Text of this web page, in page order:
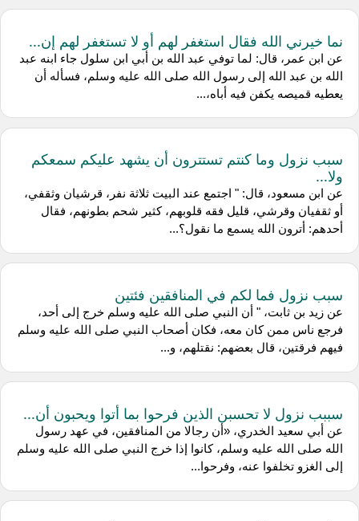
نما خيرني الله فقال استغفر لهم أو لا تستغفر لهم إن...
عن ابن عمر، قال: لما توفي عبد الله بن أبي ابن سلول جاء ابنه عبد
الله بن عبد الله إلى رسول الله صلى الله عليه وسلم، فسأله أن
يعطيه قميصه يكفن فيه أباه،...
سبب نزول وما كنتم تستترون أن يشهد عليكم سمعكم
ولا...
عن ابن مسعود، قال: " اجتمع عند البيت ثلاثة نفر، قرشيان وثقفي،
أو ثقفيان وقرشي، قليل فقه قلوبهم، كثير شحم بطونهم، فقال
أحدهم: أترون الله يسمع ما نقول؟...
سبب نزول فما لكم في المنافقين فئتين
عن زيد بن ثابت، " أن النبي صلى الله عليه وسلم خرج إلى أحد،
فرجع ناس ممن كان معه، فكان أصحاب النبي صلى الله عليه وسلم
فيهم فرقتين، قال بعضهم: نقتلهم، و...
سببب نزول لا تحسبن الذين فرحوا بما أتوا ويحبون أن...
عن أبي سعيد الخدري، «أن رجالا من المنافقين، في عهد رسول
الله صلى الله عليه وسلم، كانوا إذا خرج النبي صلى الله عليه وسلم
إلى الغزو تخلفوا عنه، وفرحوا...